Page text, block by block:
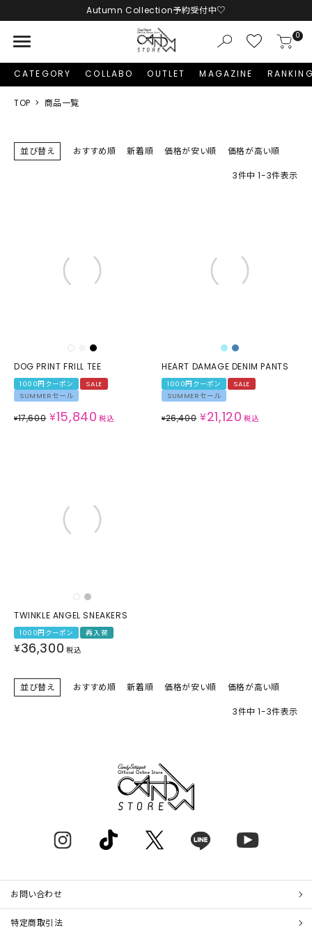
Autumn Collection予約受付中♡
menu 0
CATEGORY COLLABO OUTLET MAGAZINE
TOP 商品一覧
並び替え おすすめ順 新着順 価格が安い順 価格が高い順
3件中 1-3件表示
DOG PRINT FRILL TEE
1000円クーポン
SALE
SUMMERセール
¥17,600 ¥15,840 税込
HEART DAMAGE DENIM PANTS
1000円クーポン
SALE
SUMMERセール
¥26,400 ¥21,120 税込
TWINKLE ANGEL SNEAKERS
1000円クーポン 再入荷
¥36,300 税込
並び替え おすすめ順 新着順 価格が安い順 価格が高い順
3件中 1-3件表示
お問い合わせ
特定商取引法